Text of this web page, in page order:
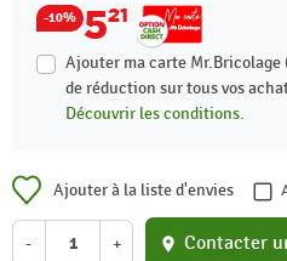
-10% 521
Ajouter ma carte
de réduction sur tous vos
Découvrir les conditions.
Ajouter à la liste d'envies
- + location_on Contacter